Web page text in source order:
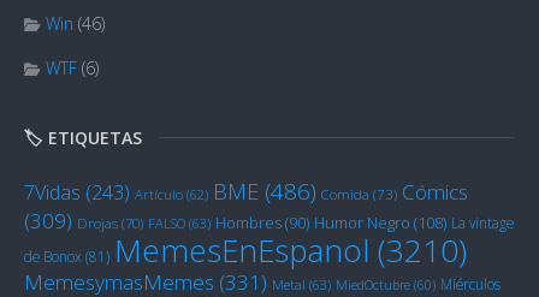
Win (46)
WTF (6)
🏷️ ETIQUETAS
7Vidas (243) Artículo (62) BME (486) Comida (73) Cómics
(309) Drojas (70) FALSO (63) Hombres(90) Humor Negro (108) La vintage
de Bonox(81) MemesEnEspanol (3210)
MemesymasMemes (331) Metal (63) MiedOctubre (60) Miérculos